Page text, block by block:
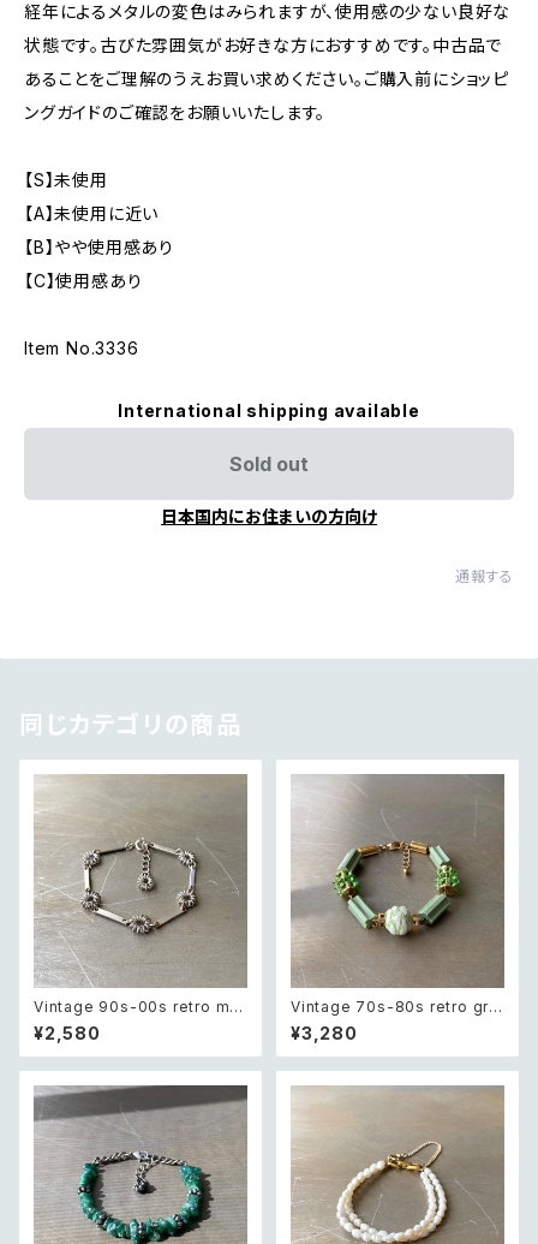
経年によるメタルの変色はみられますが、使用感の少ない良好な
状態です。古びた雰囲気がお好きな方におすすめです。中古品で
あることをご理解のうえお買い求めください。ご購入前にショッピ
ングガイドのご確認をお願いいたします。
【S】未使用
【A】未使用に近い
【B】やや使用感あり
【C】使用感あり
Item No.3336
International shipping available
Sold out
日本国内にお住まいの方向け
通報する
同じカテゴリの商品
Vintage 90s-00s retro met
al wire flower chain bracel
et レトロ ヴィンテージ アクセサ
リー シルバー メタル ワイヤー
¥2,580
Vintage 70s-80s retro gre
en bijou classical beads b
racelet レトロ ヴィンテージ ア
クセサリー グリーン ビジュー ク
¥3,280